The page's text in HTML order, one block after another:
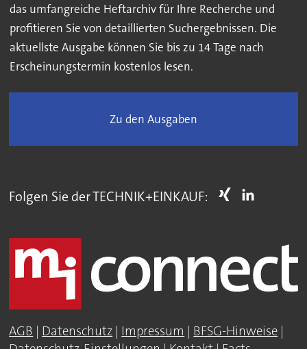
das umfangreiche Heftarchiv für Ihre Recherche und
profitieren Sie von detaillierten Suchergebnissen. Die
aktuellste Ausgabe können Sie bis zu 14 Tage nach
Erscheinungstermin kostenlos lesen.
Zu den Ausgaben
Folgen Sie der TECHNIK+EINKAUF:
AGB | Datenschutz | Impressum | BFSG-Hinweise |